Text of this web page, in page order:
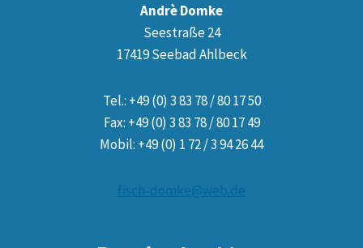
Andrè Domke
Seestraße 24
17419 Seebad Ahlbeck
Tel.: +49 (0) 3 83 78 / 80 17 50
Fax: +49 (0) 3 83 78 / 80 17 49
Mobil: +49 (0) 1 72 / 3 94 26 44
fisch-domke@web.de